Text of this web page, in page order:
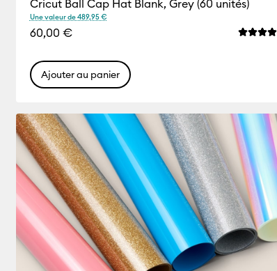
Cricut Ball Cap Hat Blank, Grey (60 unités)
Une valeur de 489,95 €
60,00 € La
Ajouter au panier